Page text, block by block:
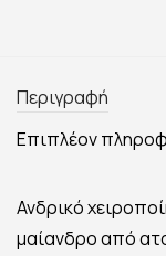
Περιγραφή
Επιπλέον
Ανδρικό
μαίανδρο από